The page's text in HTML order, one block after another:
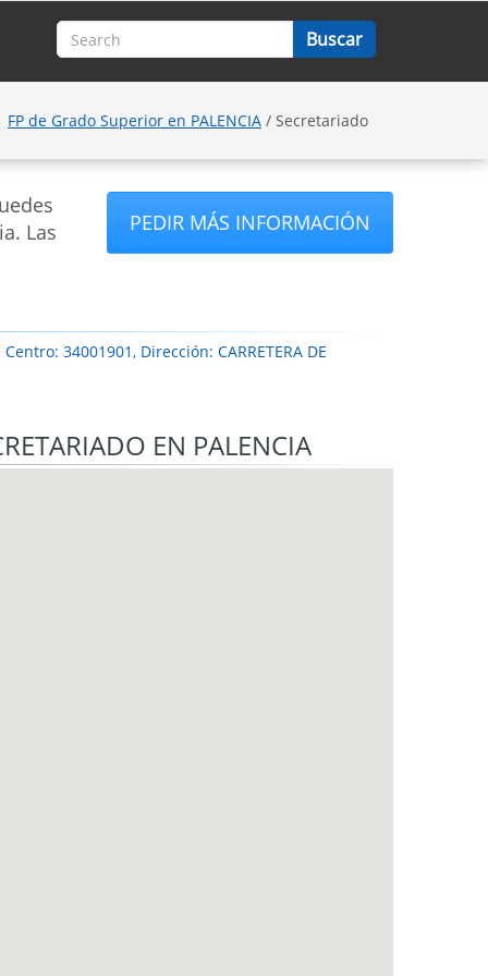
FP de Grado Superior en PALENCIA / Secretariado
Las
PEDIR MÁS INFORMACIÓN
34001901, Dirección: CARRETERA DE
EN PALENCIA